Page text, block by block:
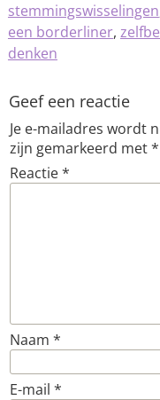
stemmingswisselingen
een borderliner,
denken
Geef een reactie
Je e-mailadres wordt
zijn gemarkeerd met*
Reactie*
Naam *
E-mail *